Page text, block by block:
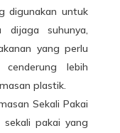
digunakan untuk
dijaga suhunya,
yang perlu
lebih
plastik.
Sekali Pakai
pakai yang